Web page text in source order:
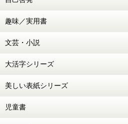
趣味／実用書
文芸・小説
大活字シリーズ
美しい表紙シリーズ
児童書